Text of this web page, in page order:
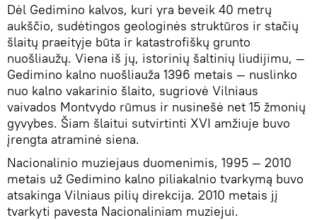
Dėl Gedimino kalvos, kuri yra beveik 40 metrų
aukščio, sudėtingos geologinės struktūros ir stačių
šlaitų praeityje būta ir katastrofiškų grunto
nuošliaužų. Viena iš jų, istorinių šaltinių liudijimu, —
Gedimino kalno nuošliauža 1396 metais — nuslinko
nuo kalno vakarinio šlaito, sugriovė Vilniaus
vaivados Montvydo rūmus ir nusinešė net 15 žmonių
gyvybes. Šiam šlaitui sutvirtinti XVI amžiuje buvo
įrengta atraminė siena.
Nacionalinio muziejaus duomenimis, 1995 — 2010
metais už Gedimino kalno piliakalnio tvarkymą buvo
atsakinga Vilniaus pilių direkcija. 2010 metais jį
tvarkyti pavesta Nacionaliniam muziejui.